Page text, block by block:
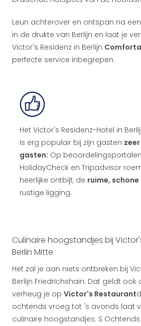
Leun achterover en ontspan na
in de drukte van Berlijn en laat je
Victor's Residenz in Berlijn
perfecte service inbegrepen.
Het Victor's Residenz-Hotel in
is erg populair bij zijn gasten
gasten: Op
HolidayCheck en Tripadvisor
heerlijke ontbijt, de ruime, schone
rustige ligging.
Culinaire hoogstandjes bij
Berlin Mitte
Het zal je aan niets ontbreken bij
Berlijn Friedrichshain. Dat geldt
verheug je op Victor's Restaurant
ochtends vroeg tot 's avonds laat
culinaire hoogstandjes. S